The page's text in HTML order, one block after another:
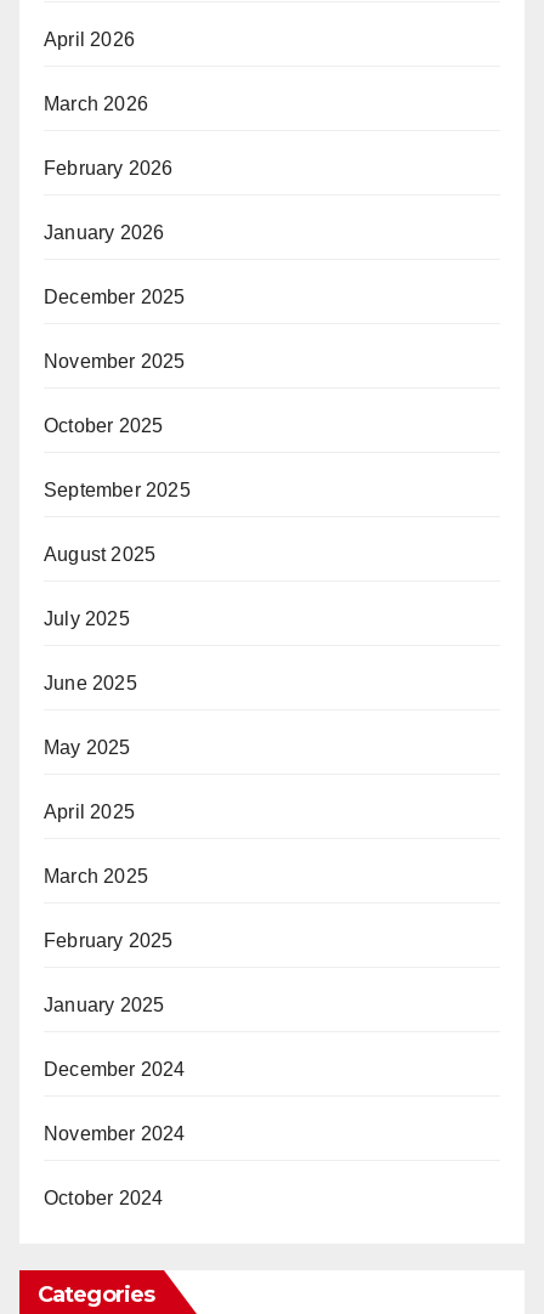
April 2026
March 2026
February 2026
January 2026
December 2025
November 2025
October 2025
September 2025
August 2025
July 2025
June 2025
May 2025
April 2025
March 2025
February 2025
January 2025
December 2024
November 2024
October 2024
Categories